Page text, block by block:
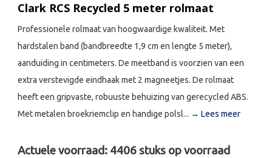
Clark RCS Recycled 5 meter rolmaat
Professionele rolmaat van hoogwaardige kwaliteit. Met
hardstalen band (bandbreedte 1,9 cm en lengte 5 meter),
aanduiding in centimeters. De meetband is voorzien van een
extra verstevigde eindhaak met 2 magneetjes. De rolmaat
heeft een gripvaste, robuuste behuizing van gerecycled ABS.
Met metalen broekriemclip en handige polsl... → Lees meer
Actuele voorraad: 4406 stuks op voorraad